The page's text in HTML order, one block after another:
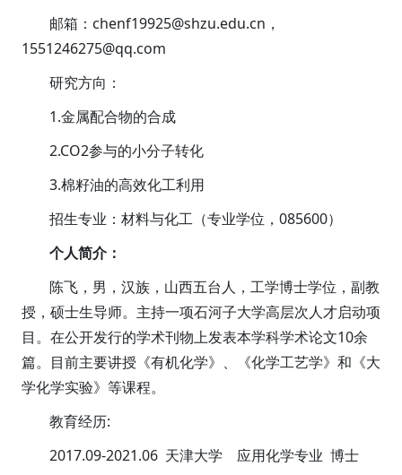
邮箱：chenf19925@shzu.edu.cn，
1551246275@qq.com
研究方向：
1.金属配合物的合成
2.CO2参与的小分子转化
3.棉籽油的高效化工利用
招生专业：材料与化工（专业学位，085600）
个人简介：
陈飞，男，汉族，山西五台人，工学博士学位，副教
授，硕士生导师。主持一项石河子大学高层次人才启动项
目。在公开发行的学术刊物上发表本学科学术论文10余
篇。目前主要讲授《有机化学》、《化学工艺学》和《大
学化学实验》等课程。
教育经历:
2017.09-2021.06 天津大学 应用化学专业 博士